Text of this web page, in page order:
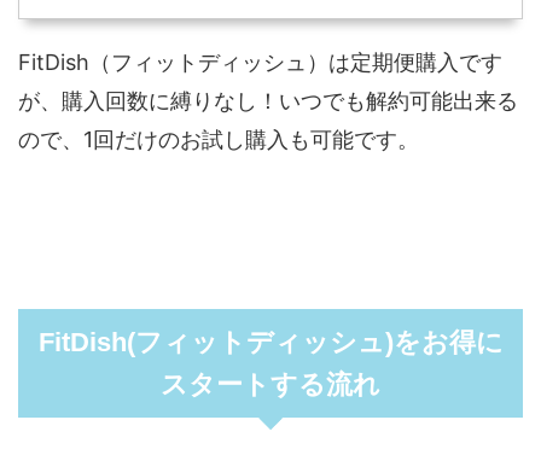
FitDish（フィットディッシュ）は定期便購入です
が、購入回数に縛りなし！いつでも解約可能出来る
ので、1回だけのお試し購入も可能です。
FitDish(フィットディッシュ)をお得に
スタートする流れ